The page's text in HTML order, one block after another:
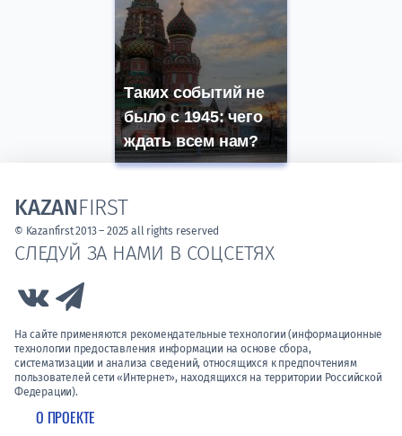
Таких событий не
было с 1945: чего
ждать всем нам?
О ПРОЕКТЕ
СЛЕДУЙ ЗА НАМИ В СОЦСЕТЯХ
Link to Vk
На сайте применяются рекомендательные технологии (информационные
технологии предоставления информации на основе сбора,
систематизации и анализа сведений, относящихся к предпочтениям
пользователей сети «Интернет», находящихся на территории Российской
Федерации).
KAZANFIRST
© Kazanfirst 2013 – 2025 all rights reserved